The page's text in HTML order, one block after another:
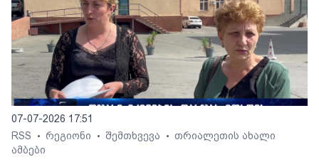
07-07-2026 17:51
RSS
• რეგიონი • შემთხვევა • თრიალეთის ახალი
ამბები